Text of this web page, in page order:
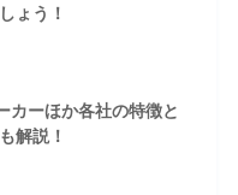
ょう！
カーほか各社の特徴と
解説！